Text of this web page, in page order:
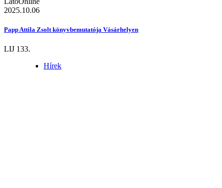
2025.10.06
Papp Attila Zsolt könyvbemutatója Vásárhelyen
LIJ 133.
Hírek